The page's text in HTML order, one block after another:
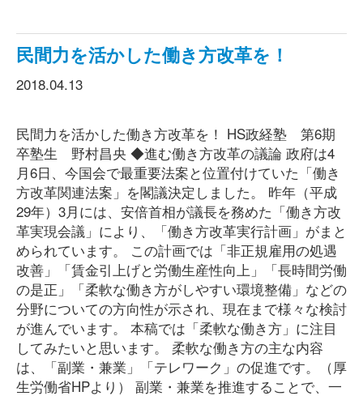
民間力を活かした働き方改革を！
2018.04.13
民間力を活かした働き方改革を！ HS政経塾 第6期
卒塾生 野村昌央 ◆進む働き方改革の議論 政府は4
月6日、今国会で最重要法案と位置付けていた「働き
方改革関連法案」を閣議決定しました。 昨年（平成
29年）3月には、安倍首相が議長を務めた「働き方改
革実現会議」により、「働き方改革実行計画」がまと
められています。 この計画では「非正規雇用の処遇
改善」「賃金引上げと労働生産性向上」「長時間労働
の是正」「柔軟な働き方がしやすい環境整備」などの
分野についての方向性が示され、現在まで様々な検討
が進んでいます。 本稿では「柔軟な働き方」に注目
してみたいと思います。 柔軟な働き方の主な内容
は、「副業・兼業」「テレワーク」の促進です。（厚
生労働省HPより） 副業・兼業を推進することで、一